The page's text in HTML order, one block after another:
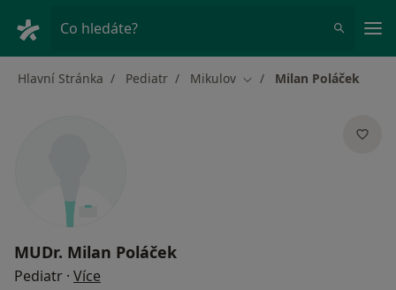
Co hledáte?
Hlavní Stránka Pediatr Mikulov Změna města
Milan Poláček
MUDr. Milan Poláček
Pediatr · Více